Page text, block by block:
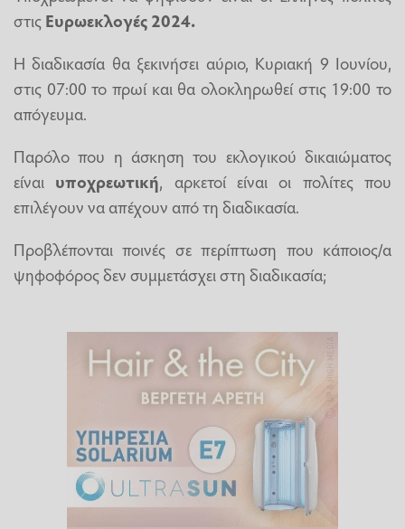
στις Ευρωεκλογές 2024.
Η διαδικασία θα ξεκινήσει αύριο, Κυριακή 9 Ιουνίου,
στις 07:00 το πρωί και θα ολοκληρωθεί στις 19:00 το
απόγευμα.
Παρόλο που η άσκηση του εκλογικού δικαιώματος
είναι υποχρεωτική, αρκετοί είναι οι πολίτες που
επιλέγουν να απέχουν από τη διαδικασία.
Προβλέπονται ποινές σε περίπτωση που κάποιος/α
ψηφοφόρος δεν συμμετάσχει στη διαδικασία;